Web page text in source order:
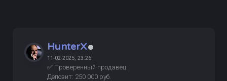
HunterX
11-02-2025, 23:26
✅ Проверенный продавец
Депозит: 250 000 руб.